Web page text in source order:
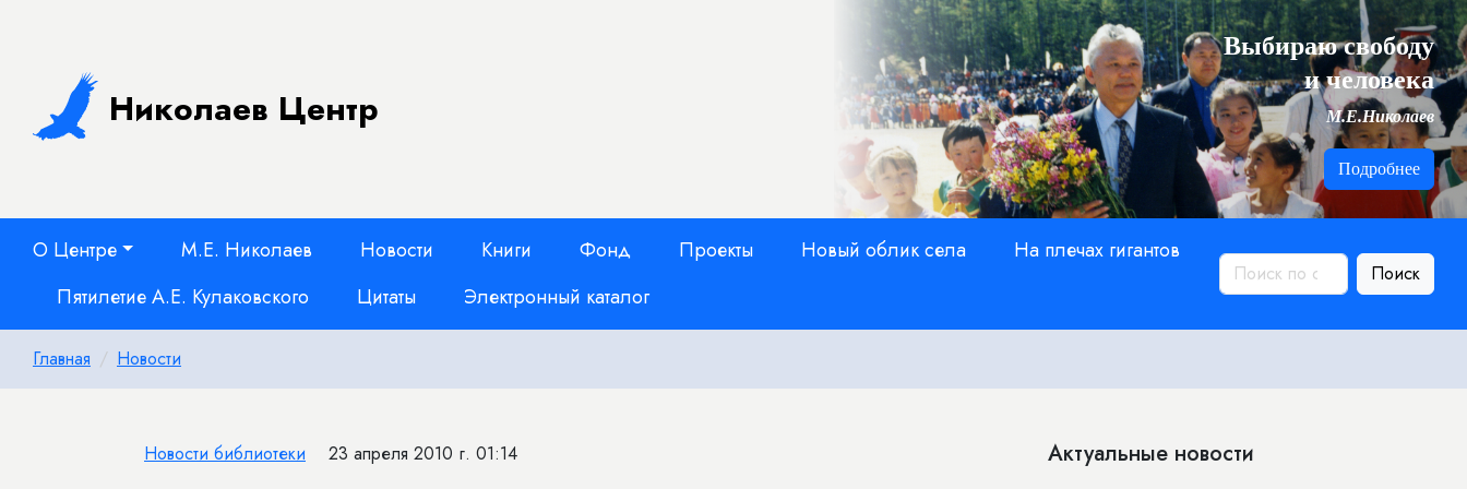
Николаев Центр
Выбираю свободу
и человека
М.Е.Николаев
Подробнее
О Центре М.Е. Николаев Новости Книги Фонд Проекты Новый облик села
На плечах гигантов
Пятилетие А.Е. Кулаковского
Цитаты Электронный каталог
Поиск
Главная Новости
Новости библиотеки 23 апреля 2010 г. 01:14 Актуальные новости